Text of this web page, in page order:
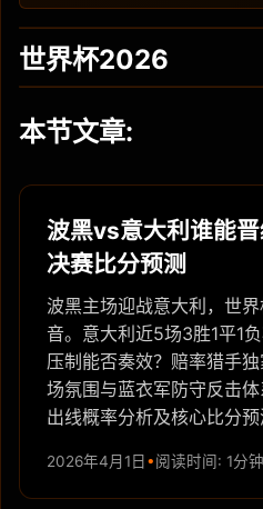
世界杯2026
本节文章:
波黑vs意大利谁能
决赛比分预测
波黑主场迎战意大利，世
音。意大利近5场3胜1平1
压制能否奏效？赔率猎手
场氛围与蓝衣军防守反击
出线概率分析及核心比分预
2026年4月1日 阅读时间: 1分钟